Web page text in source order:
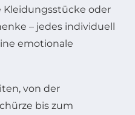
Kleidungsstücke oder
– jedes individuell
emotionale
von der
bis zum